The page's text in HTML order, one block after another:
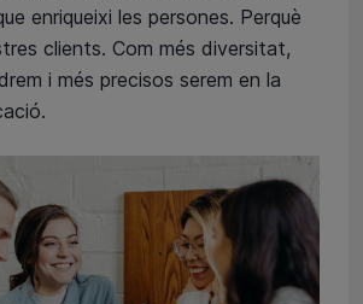
enriqueixi les persones. Perquè
clients. Com més diversitat,
i més precisos serem en la